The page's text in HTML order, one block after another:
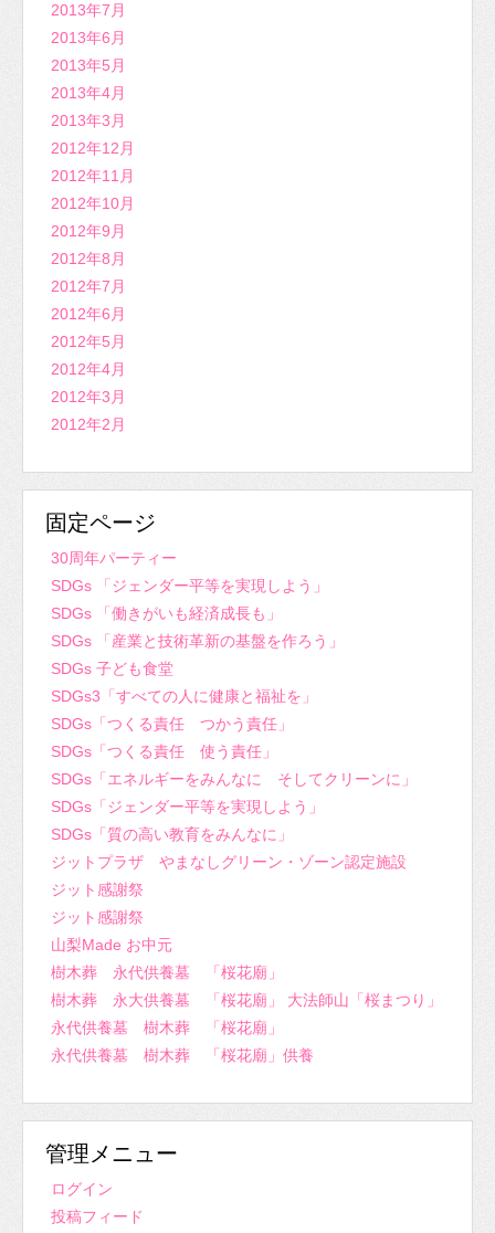
2013年7月
2013年6月
2013年5月
2013年4月
2013年3月
2012年12月
2012年11月
2012年10月
2012年9月
2012年8月
2012年7月
2012年6月
2012年5月
2012年4月
2012年3月
2012年2月
固定ページ
30周年パーティー
SDGs 「ジェンダー平等を実現しよう」
SDGs 「働きがいも経済成長も」
SDGs 「産業と技術革新の基盤を作ろう」
SDGs 子ども食堂
SDGs3「すべての人に健康と福祉を」
SDGs「つくる責任 つかう責任」
SDGs「つくる責任 使う責任」
SDGs「エネルギーをみんなに そしてクリーンに」
SDGs「ジェンダー平等を実現しよう」
SDGs「質の高い教育をみんなに」
ジットプラザ やまなしグリーン・ゾーン認定施設
ジット感謝祭
ジット感謝祭
山梨Made お中元
樹木葬 永代供養墓 「桜花廟」
樹木葬 永大供養墓 「桜花廟」 大法師山「桜まつり」
永代供養墓 樹木葬 「桜花廟」
永代供養墓 樹木葬 「桜花廟」供養
管理メニュー
ログイン
投稿フィード